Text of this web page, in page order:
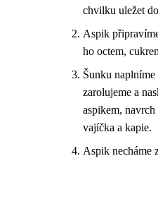
chvilku uležet
Aspik
ho octem,
Šunku
zarolujeme a
aspikem,
vajíčka a kapie.
Aspik necháme